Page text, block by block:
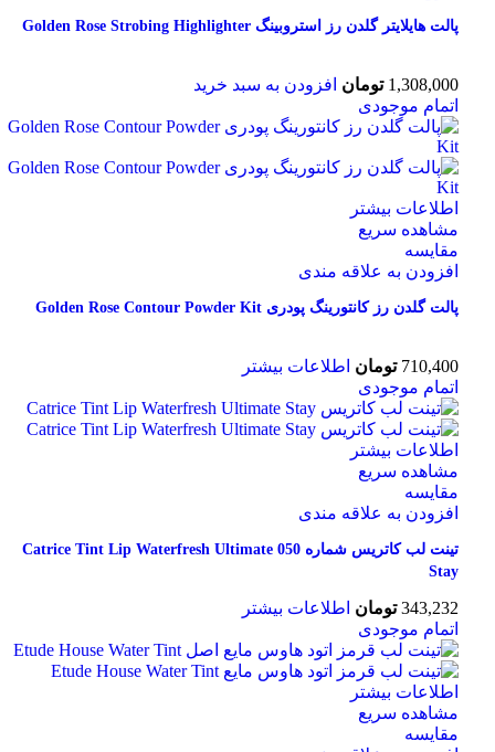
پالت هایلایتر گلدن رز استروبینگ Golden Rose Strobing Highlighter
1,308,000 تومان افزودن به سبد خرید
اتمام موجودی
اطلاعات بیشتر
مشاهده سریع
مقایسه
افزودن به علاقه مندی
پالت گلدن رز کانتورینگ پودری Golden Rose Contour Powder Kit
710,400 تومان اطلاعات بیشتر
اتمام موجودی
اطلاعات بیشتر
مشاهده سریع
مقایسه
افزودن به علاقه مندی
تینت لب کاتریس شماره 050 Catrice Tint Lip Waterfresh Ultimate
Stay
343,232 تومان اطلاعات بیشتر
اتمام موجودی
اطلاعات بیشتر
مشاهده سریع
مقایسه